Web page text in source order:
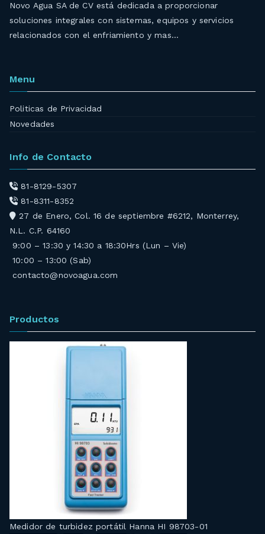
Novo Agua SA de CV está dedicada a proporcionar
soluciones integrales con sistemas, equipos y servicios
relacionados con el enfriamiento y mas…
Menu
Politicas de Privacidad
Novedades
Info de Contacto
81-8129-5307
81-8311-8352
27 de Enero, Col. 16 de septiembre #6212, Monterrey,
N.L. C.P. 64160
9:00 – 13:30 y 14:30 a 18:30Hrs (Lun – Vie)
10:00 – 13:00 (Sab)
contacto@novoagua.com
Productos
Medidor de turbidez portátil Hanna HI 98703-01